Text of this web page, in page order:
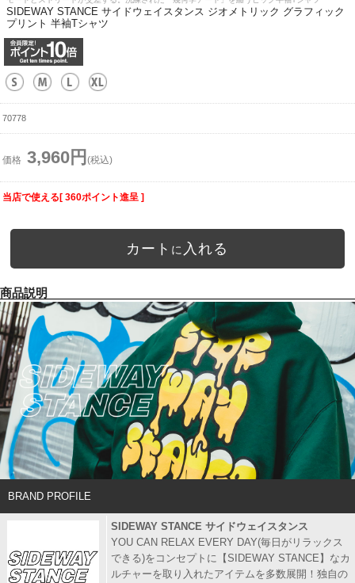
SIDEWAY STANCE サイドウェイスタンス ジオメトリック グラフィック
プリント 半袖Tシャツ
70778
価格 3,960円 (税込)
当店で使える[ 360ポイント進呈 ]
カート に 入れる
商品説明
BRAND PROFILE
SIDEWAY STANCE サイドウェイスタンス
YOU CAN RELAX EVERY DAY(毎日がリラックス
できる)をコンセプトに【SIDEWAY STANCE】なカ
ルチャーを取り入れたアイテムを多数展開！独自の